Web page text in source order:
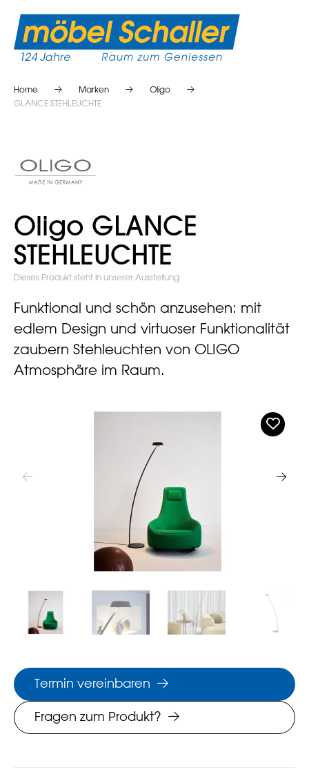
Home Marken
Oligo
GLANCE STEHLEUCHTE
Oligo GLANCE
STEHLEUCHTE
Dieses Produkt steht in unserer Ausstellung
Funktional und schön anzusehen: mit
edlem Design und virtuoser Funktionalität
zaubern Stehleuchten von OLIGO
Atmosphäre im Raum.
Termin vereinbaren
Fragen zum Produkt?